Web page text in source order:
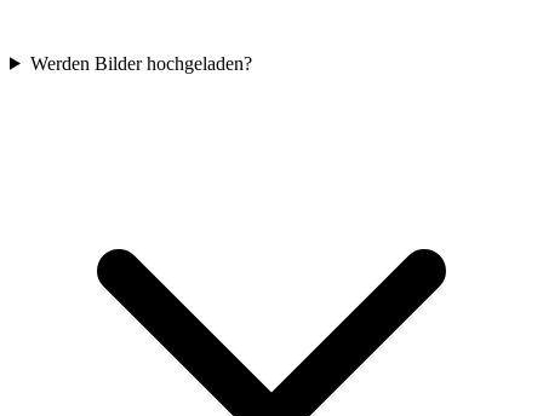
Werden Bilder hochgeladen?